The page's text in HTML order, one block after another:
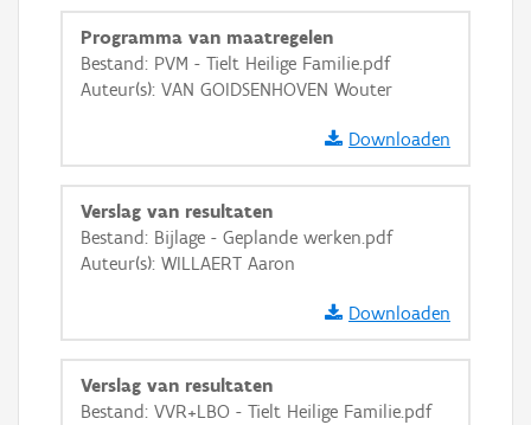
i
+ −
Basis Lagen
Ortho
GRB-Basiskaart
Programma van maatregelen
Bestand: PVM - Tielt Heilige Familie.pdf
Auteur(s): VAN GOIDSENHOVEN Wouter
Downloaden
Verslag van resultaten
Bestand: Bijlage - Geplande werken.pdf
Auteur(s): WILLAERT Aaron
Downloaden
Verslag van resultaten
Bestand: VVR+LBO - Tielt Heilige Familie.pdf